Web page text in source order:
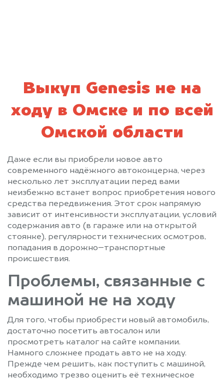
Выкуп Genesis не на
ходу в Омске и по всей
Омской области
Даже если вы приобрели новое авто
современного надёжного автоконцерна, через
несколько лет эксплуатации перед вами
неизбежно встанет вопрос приобретения нового
средства передвижения. Этот срок напрямую
зависит от интенсивности эксплуатации, условий
содержания авто (в гараже или на открытой
стоянке), регулярности технических осмотров,
попадания в дорожно–транспортные
происшествия.
Проблемы, связанные с
машиной не на ходу
Для того, чтобы приобрести новый автомобиль,
достаточно посетить автосалон или
просмотреть каталог на сайте компании.
Намного сложнее продать авто не на ходу.
Прежде чем решить, как поступить с машиной,
необходимо трезво оценить её техническое